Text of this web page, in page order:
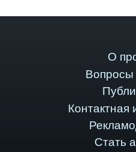
О
Вопросы
Стать